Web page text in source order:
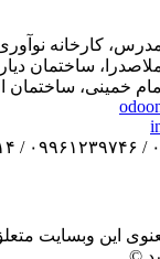
کارخانه
ساختمان دیار
خمینی، ساختمان
این وبسایت